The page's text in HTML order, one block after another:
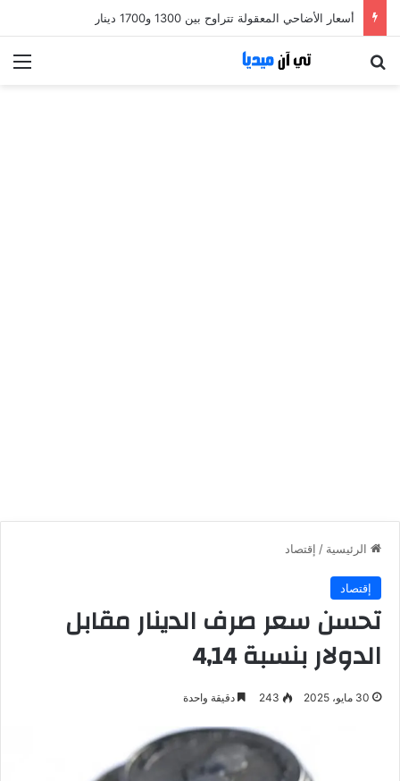
أسعار الأضاحي المعقولة تتراوح بين 1300 و1700 دينار
الرئيسية / إقتصاد
إقتصاد
تحسن سعر صرف الدينار مقابل
الدولار بنسبة 4,14
30 مايو، 2025 243 دقيقة واحدة